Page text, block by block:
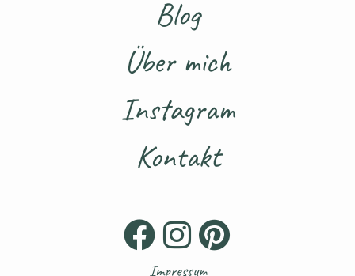
Blog
Über mich
Instagram
Kontakt
Impressum